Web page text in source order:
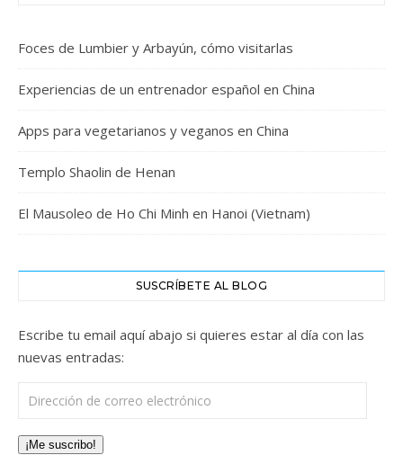
Foces de Lumbier y Arbayún, cómo visitarlas
Experiencias de un entrenador español en China
Apps para vegetarianos y veganos en China
Templo Shaolin de Henan
El Mausoleo de Ho Chi Minh en Hanoi (Vietnam)
SUSCRÍBETE AL BLOG
Escribe tu email aquí abajo si quieres estar al día con las
nuevas entradas:
Dirección de correo electrónico
¡Me suscribo!